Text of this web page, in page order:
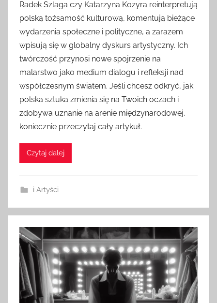
Radek Szlaga czy Katarzyna Kozyra reinterpretują
polską tożsamość kulturową, komentują bieżące
wydarzenia społeczne i polityczne, a zarazem
wpisują się w globalny dyskurs artystyczny. Ich
twórczość przynosi nowe spojrzenie na
malarstwo jako medium dialogu i refleksji nad
współczesnym światem. Jeśli chcesz odkryć, jak
polska sztuka zmienia się na Twoich oczach i
zdobywa uznanie na arenie międzynarodowej,
koniecznie przeczytaj cały artykuł.
Czytaj dalej
i Artyści